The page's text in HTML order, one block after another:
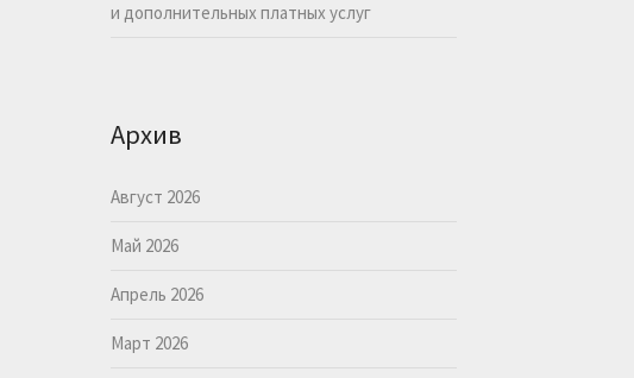
и дополнительных платных услуг
Архив
Август 2026
Май 2026
Апрель 2026
Март 2026